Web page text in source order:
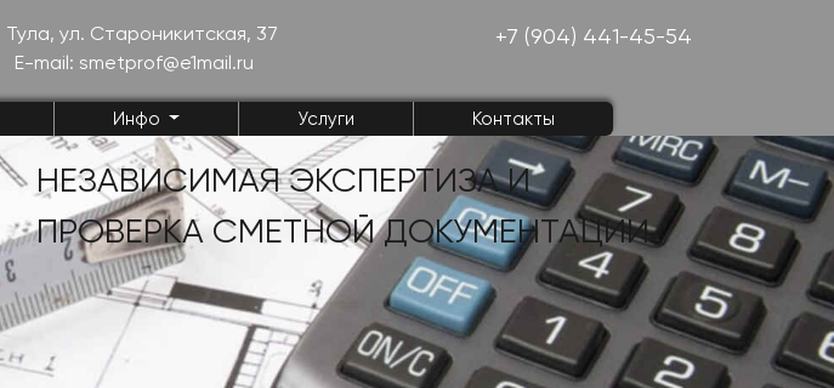
Тула, ул. Староникитская, 37
E-mail: smetprof@e1mail.ru
+7 (904) 441-45-54
Инфо Услуги Контакты
НЕЗАВИСИМАЯ ЭКСПЕРТИЗАИ
ПРОВЕРКА СМЕТНОЙ ДОКУМЕНТАЦИИ